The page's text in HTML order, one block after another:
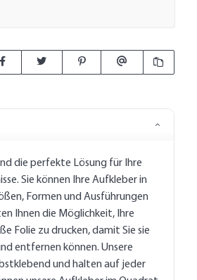
die perfekte Lösung für Ihre
Sie können Ihre Aufkleber in
Formen und Ausführungen
Ihnen die Möglichkeit, Ihre
Folie zu drucken, damit Sie sie
entfernen können. Unsere
und halten auf jeder